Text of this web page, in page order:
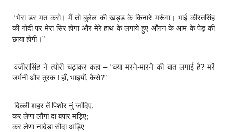
“मेरा डर मत करो। मैं तो बुलेल की खड्ड के किनारे मरूंगा। भाई कीरतसिंह
की गोदी पर मेरा सिर होगा और मेरे हाथ के लगाये हुए आँगन के आम के पेड़ की
छाया होगी।”
वजीरासिंह ने त्योरी चढ़ाकर कहा – “क्या मरने-मारने की बात लगाई है? मरें
जर्मनी और तुरक ! हाँ, भाइयों, कैसे?”
दिल्ली शहर तें पिशोर नुं जांदिए,
कर लेणा लौंगां दा बपार मड़िए;
कर लेणा नादेड़ा सौदा अड़िए —